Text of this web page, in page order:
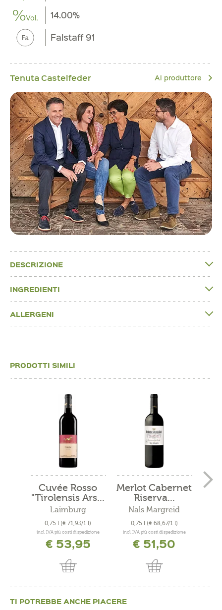
14.00%
Falstaff 91
Tenuta Castelfeder Al produttore
DESCRIZIONE
INGREDIENTI
ALLERGENI
PRODOTTI SIMILI
Cuvée Rosso
"Tirolensis Ars...
Laimburg
0,75 l (€ 71,93/1 l)
incl. IVA più costi di spedizione
€ 53,95
Merlot Cabernet
Riserva...
Nals Margreid
0,75 l (€ 68,67/1 l)
incl. IVA più costi di spedizione
€ 51,50
TI POTREBBE ANCHE PIACERE